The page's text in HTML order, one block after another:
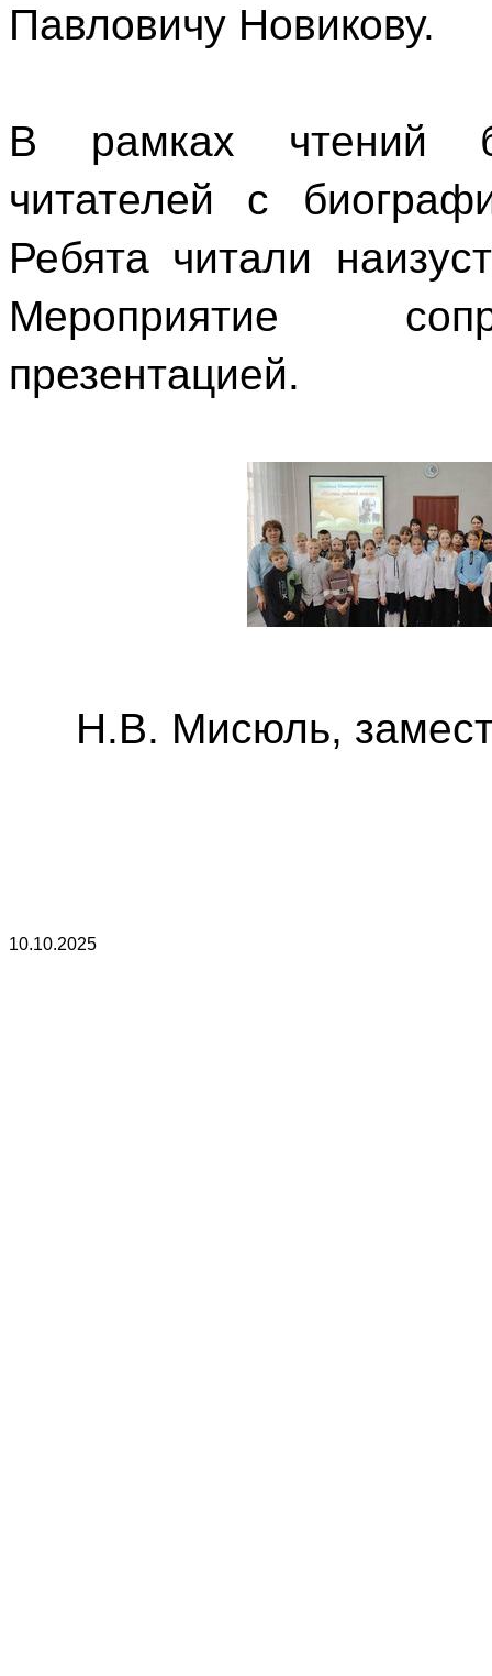
Павловичу Новикову.
В рамках чтений
читателей с
Ребята читали
Мероприятие
презентацией.
Н.В. Мисюль,
10.10.2025